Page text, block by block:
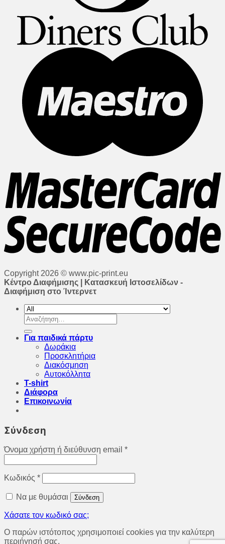
Copyright 2026 © www.pic-print.eu
Κέντρο Διαφήμισης | Κατασκευή Ιστοσελίδων -
Διαφήμιση στο Ίντερνετ
Αναζήτηση
για:
Για παιδικά πάρτυ
Δωράκια
Προσκλητήρια
Διακόσμηση
Αυτοκόλλητα
T-shirt
Διάφορα
Επικοινωνία
Σύνδεση
Όνομα χρήστη ή διεύθυνση email *
Κωδικός *
Να με θυμάσαι Σύνδεση
Χάσατε τον κωδικό σας;
O παρών ιστότοπος χρησιμοποιεί cookies για την καλύτερη
περιήγησή σας.